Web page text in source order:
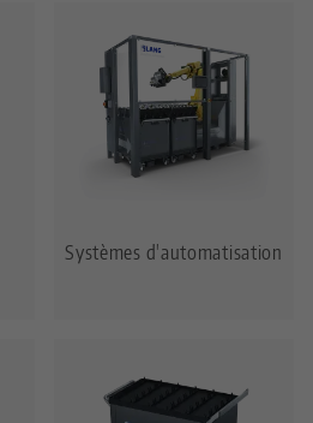
Systèmes d'automatisation